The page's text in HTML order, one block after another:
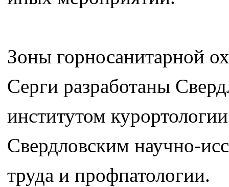
Зоны горносанитарной
Серги разработаны
институтом
Свердловским научно-
труда и профпатологии.